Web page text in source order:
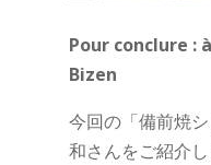
Pour conclure :
Bizen
今回の「備前焼
和さんをご紹介し